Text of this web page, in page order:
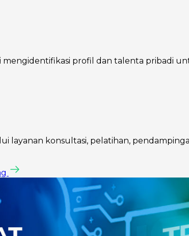
profil dan talenta pribadi
konsultasi, pelatihan,